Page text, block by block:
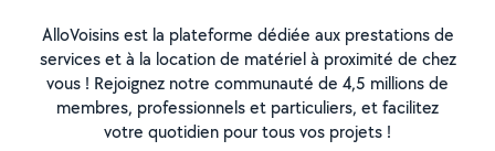
AlloVoisins est la plateforme dédiée aux prestations de
services et à la location de matériel à proximité de chez
vous ! Rejoignez notre communauté de 4,5 millions de
membres, professionnels et particuliers, et facilitez
votre quotidien pour tous vos projets !